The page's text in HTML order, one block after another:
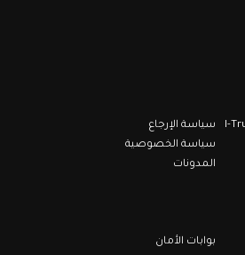
سياسة الإرجاع
سياسة الخصوصية
المدونات
بوابات الأمان